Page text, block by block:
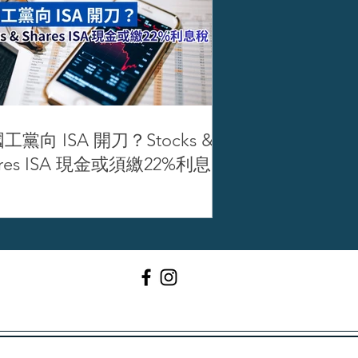
黨向 ISA 開刀？Stocks &
ISA 現金或須繳22%利息